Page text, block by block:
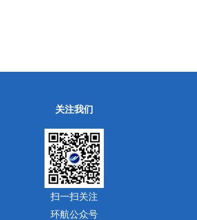
关注我们
扫一扫关注
环航公众号